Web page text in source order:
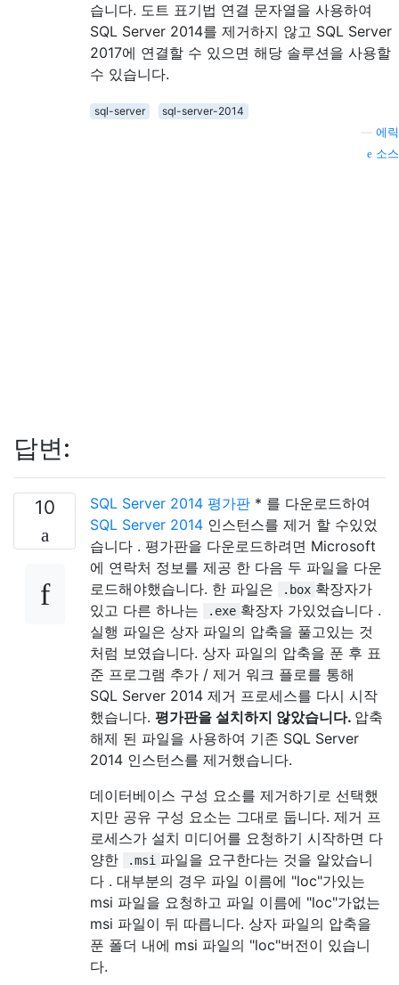
습니다. 도트 표기법 연결 문자열을 사용하여
SQL Server 2014를 제거하지 않고 SQL Server
2017에 연결할 수 있으면 해당 솔루션을 사용할
수 있습니다.
sql-server
sql-server-2014
에릭
소스
답변:
10 SQL Server 2014 평가판 * 를 다운로드하여
SQL Server 2014 인스턴스를 제거 할 수있었
습니다 . 평가판을 다운로드하려면 Microsoft
에 연락처 정보를 제공 한 다음 두 파일을 다운
로드해야했습니다. 한 파일은
.box 확장자가
있고 다른 하나는
.exe 확장자 가있었습니다 .
실행 파일은 상자 파일의 압축을 풀고있는 것
처럼 보였습니다. 상자 파일의 압축을 푼 후 표
준 프로그램 추가 / 제거 워크 플로를 통해
SQL Server 2014 제거 프로세스를 다시 시작
했습니다. 평가판을 설치하지 않았습니다. 압축
해제 된 파일을 사용하여 기존 SQL Server
2014 인스턴스를 제거했습니다.
데이터베이스 구성 요소를 제거하기로 선택했
지만 공유 구성 요소는 그대로 둡니다. 제거 프
로세스가 설치 미디어를 요청하기 시작하면 다
양한
.msi 파일을 요구한다는 것을 알았습니
다 . 대부분의 경우 파일 이름에 "loc"가있는
msi 파일을 요청하고 파일 이름에 "loc"가없는
msi 파일이 뒤 따릅니다. 상자 파일의 압축을
푼 폴더 내에 msi 파일의 "loc"버전이 있습니
다.